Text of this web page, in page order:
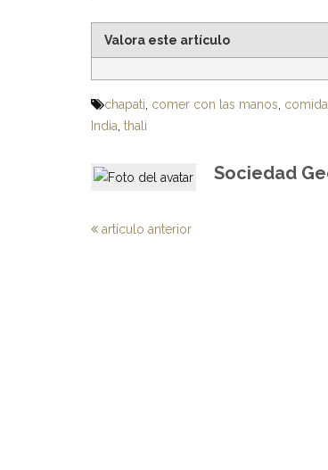
Valora este artículo
chapati comer con las manos
India thali
Sociedad
artículo anterior